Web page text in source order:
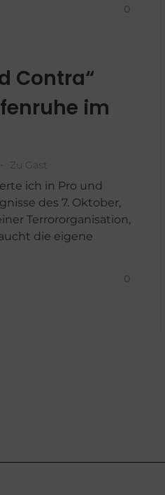
0
Contra“
im
Zu Gast
ich in Pro und
des 7. Oktober,
Terrororganisation,
die eigene
0